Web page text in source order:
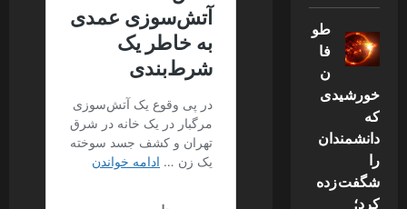
طو
فا
ن
خورشیدی
که
دانشمندان
را
شگفت‌زده
کرد؛